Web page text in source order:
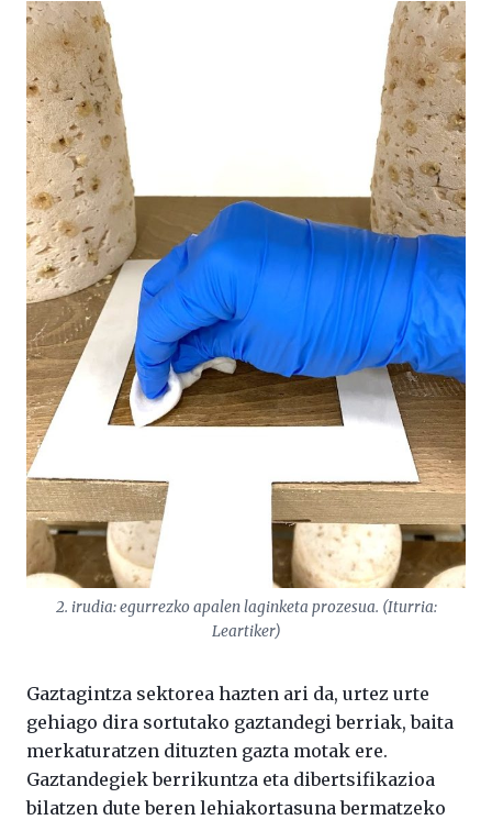
2. irudia: egurrezko apalen laginketa prozesua. (Iturria:
Leartiker)
Gaztagintza sektorea hazten ari da, urtez urte
gehiago dira sortutako gaztandegi berriak, baita
merkaturatzen dituzten gazta motak ere.
Gaztandegiek berrikuntza eta dibertsifikazioa
bilatzen dute beren lehiakortasuna bermatzeko